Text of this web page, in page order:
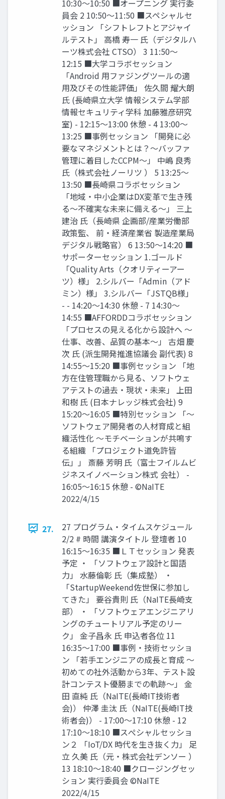
10:30～10:50 ■オープニング 実行委
員会 2 10:50～11:50 ■スペシャルセ
ッション 「シフトレフトとアジャイ
ルテスト」 高橋 寿一 氏（デジタルハ
ーツ株式会社 CTSO） 3 11:50～
12:15 ■大学コラボセッション
「Android 用ファジングツールの適
用及びその性能評価」 佐久間 耀大朗
氏 (長崎県立大学 情報システム学部
情報セキュリティ学科 加藤雅彦研究
室) - 12:15～13:00 休憩 - 4 13:00～
13:25 ■事例セッション 「開発に必
要なマネジメントとは？～バッファ
管理に着目したCCPM～」 中嶋 良秀
氏（株式会社ノーリツ ） 5 13:25～
13:50 ■長崎県コラボセッション
「地域・中小企業はDX変革で生き残
る～不確実な未来に備える～」 三上
建治 氏（長崎県 企画部/産業労働部
政策監、 前・経済産業省 製造産業局
デジタル戦略官） 6 13:50～14:20 ■
サポーターセッション 1.ゴールド
「Quality Arts（クオリティーアー
ツ）様」 2.シルバー「Admin（アド
ミン）様」 3.シルバー「JSTQB様」
- - 14:20～14:30 休憩 - 7 14:30～
14:55 ■AFFORDDコラボセッション
「プロセスの見える化から設計へ ～
仕事、改善、品質の基本～」 古畑 慶
次 氏 (派生開発推進協議会 副代表) 8
14:55～15:20 ■事例セッション 「地
方在住管理職から見る、ソフトウェ
アテストの過去・現状・未来」 上田
和樹 氏 (日本ナレッジ株式会社) 9
15:20～16:05 ■特別セッション 「～
ソフトウェア開発者の人材育成と組
織活性化 ～モチベーションが共鳴す
る組織 「プロジェクト道免許皆
伝」」 斎藤 芳明 氏（富士フイルムビ
ジネスイノベーション株式 会社） -
16:05～16:15 休憩 - ©NaITE
2022/4/15
27.
27 プログラム・タイムスケジュール
2/2 # 時間 講演タイトル 登壇者 10
16:15～16:35 ■ＬＴセッション 発表
予定 ・ 「ソフトウェア設計と国語
力」 水藤倫彰 氏（集成塾） ・
「StartupWeekend佐世保に参加し
てきた」 要谷貴則 氏（NaITE長崎支
部） ・ 「ソフトウェアエンジニアリ
ングのチュートリアル予定のリー
ク」 金子昌永 氏 申込者各位 11
16:35～17:00 ■事例・技術セッショ
ン 「若手エンジニアの成長と育成 ～
初めての社外活動から3年、テスト設
計コンテスト優勝までの軌跡～」 金
田 直純 氏（NaITE(長崎IT技術者
会)） 仲澤 圭汰 氏（NaITE(長崎IT技
術者会)） - 17:00～17:10 休憩 - 12
17:10～18:10 ■スぺシャルセッショ
ン２ 「IoT/DX 時代を生き抜く力」 足
立 久美 氏（元・株式会社デンソー ）
13 18:10～18:40 ■クロージングセッ
ション 実行委員会 ©NaITE
2022/4/15